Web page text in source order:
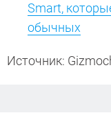
Smart,
обычных
Источник: